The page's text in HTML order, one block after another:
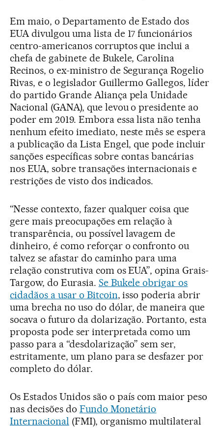
Em maio, o Departamento de Estado dos
EUA divulgou uma lista de 17 funcionários
centro-americanos corruptos que inclui a
chefa de gabinete de Bukele, Carolina
Recinos, o ex-ministro de Segurança Rogelio
Rivas, e o legislador Guillermo Gallegos, líder
do partido Grande Aliança pela Unidade
Nacional (GANA), que levou o presidente ao
poder em 2019. Embora essa lista não tenha
nenhum efeito imediato, neste mês se espera
a publicação da Lista Engel, que pode incluir
sanções específicas sobre contas bancárias
nos EUA, sobre transações internacionais e
restrições de visto dos indicados.
“Nesse contexto, fazer qualquer coisa que
gere mais preocupações em relação à
transparência, ou possível lavagem de
dinheiro, é como reforçar o confronto ou
talvez se afastar do caminho para uma
relação construtiva com os EUA”, opina Grais-
Targow, do Eurasia. Se Bukele obrigar os
cidadãos a usar o Bitcoin, isso poderia abrir
uma brecha no uso do dólar, de maneira que
socava o futuro da dolarização. Portanto, esta
proposta pode ser interpretada como um
passo para a “desdolarização” sem ser,
estritamente, um plano para se desfazer por
completo do dólar.
Os Estados Unidos são o país com maior peso
nas decisões do Fundo Monetário
Internacional (FMI), organismo multilateral